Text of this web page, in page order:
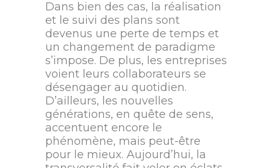
Dans bien des cas, la réalisation
et le suivi des plans sont
devenus une perte de temps et
un changement de paradigme
s’impose. De plus, les entreprises
voient leurs collaborateurs se
désengager au quotidien.
D’ailleurs, les nouvelles
générations, en quête de sens,
accentuent encore le
phénomène, mais peut-être
pour le mieux. Aujourd’hui, la